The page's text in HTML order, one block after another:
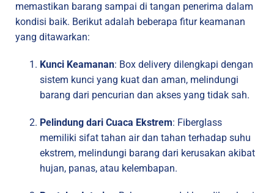
memastikan barang sampai di tangan penerima dalam
kondisi baik. Berikut adalah beberapa fitur keamanan
yang ditawarkan:
Kunci Keamanan: Box delivery dilengkapi dengan
sistem kunci yang kuat dan aman, melindungi
barang dari pencurian dan akses yang tidak sah.
Pelindung dari Cuaca Ekstrem: Fiberglass
memiliki sifat tahan air dan tahan terhadap suhu
ekstrem, melindungi barang dari kerusakan akibat
hujan, panas, atau kelembapan.